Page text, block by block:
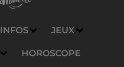
INFOS JEUX
HOROSCOPE